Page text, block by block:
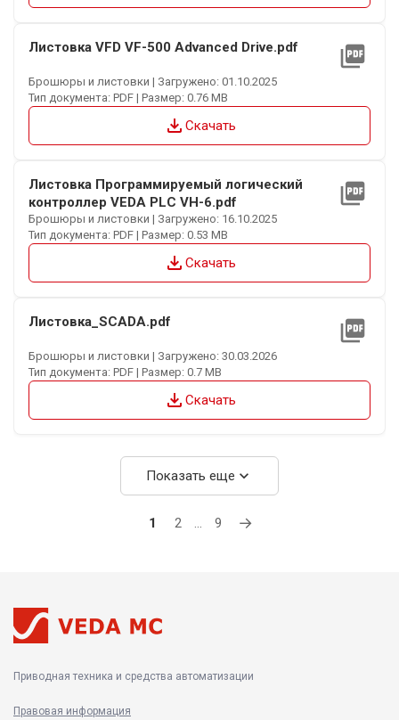
Листовка VFD VF-500 Advanced Drive.pdf picture_as_pdf
Брошюры и листовки | Загружено: 01.10.2025
Тип документа: PDF | Размер: 0.76 MB
file_download Скачать
Листовка Программируемый логический
контроллер VEDA PLC VH-6.pdf
picture_as_pdf
Брошюры и листовки | Загружено: 16.10.2025
Тип документа: PDF | Размер: 0.53 MB
file_download Скачать
Листовка_SCADA.pdf picture_as_pdf
Брошюры и листовки | Загружено: 30.03.2026
Тип документа: PDF | Размер: 0.7 MB
file_download Скачать
Показать еще expand_more
1 2 9 →
Приводная техника и средства автоматизации
Правовая информация